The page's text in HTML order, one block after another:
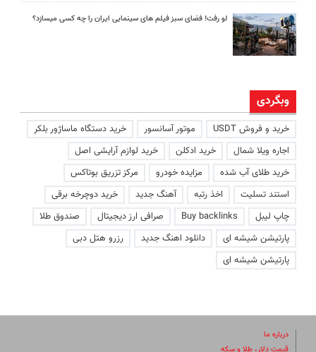
لو رفت! فضای سبز فیلم های سینمایی ایران را چه کسی میسازد؟
وبگردی
خرید و فروش USDT موتور آسانسور
خرید دستگاه ماساژور بلکر
اجاره ویلا شمال
خرید ادکلن
خرید لوازم آرایشی اصل
خرید طلای آب شده
مزایده خودرو
مرکز تزریق بوتاکس
استند تسلیت
اخذ رتبه آهنگ جدید
خرید دوچرخه برقی
چاپ لیبل
Buy backlinks صرافی ارز دیجیتال
صندوق طلا
پارتیشن شیشه ای
دانلود اهنگ جدید
رزرو هتل دبی
پارتیشن شیشه ای
درباره ما